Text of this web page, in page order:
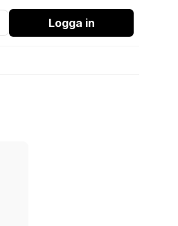
Logga in